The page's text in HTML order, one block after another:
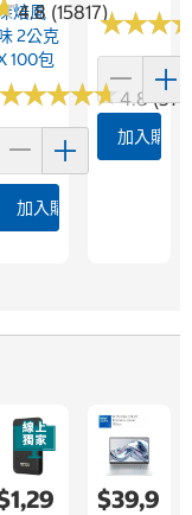
4.8 (15817)
焙風
2公克
100包
★★★★★
★★★★★4.8
加入購物車
★★★
★★★
加入購物
$39,9